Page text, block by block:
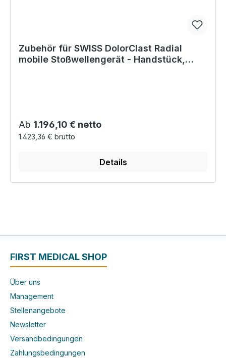
Zubehör für SWISS DolorClast Radial
mobile Stoßwellengerät - Handstück,
Regulärer Preis:
Ab 1.196,10 € netto
1.423,36 € brutto
Details
FIRST MEDICAL SHOP
Über uns
Management
Stellenangebote
Newsletter
Versandbedingungen
Zahlungsbedingungen